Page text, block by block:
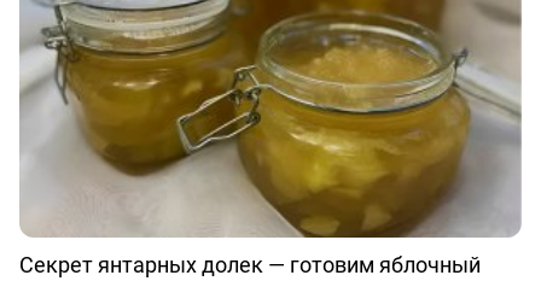
Секрет янтарных долек — готовим яблочный